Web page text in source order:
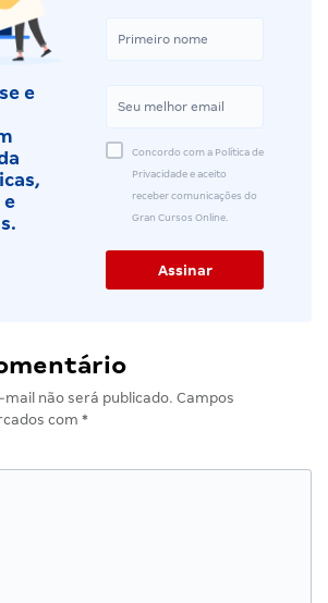
e
e
Concordo com a Política de
Privacidade e aceito
receber comunicações do
Gran Cursos Online.
não será publicado. Campos
com *